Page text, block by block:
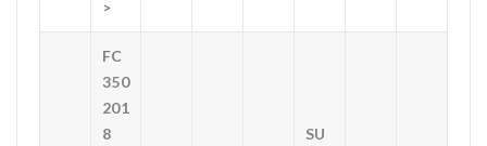
>
FC
350
201
8
SU